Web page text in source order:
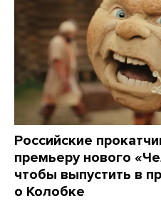
Российские
премьеру нового
чтобы выпустить в
о Колобке